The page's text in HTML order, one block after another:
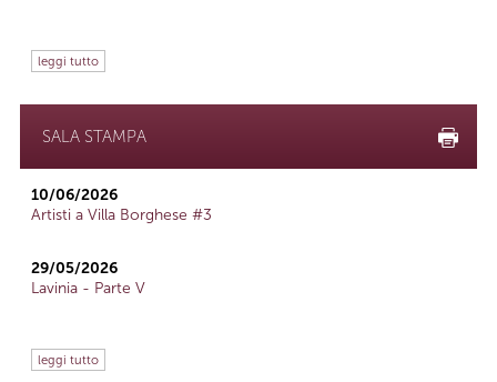
leggi tutto
SALA STAMPA
10/06/2026
Artisti a Villa Borghese #3
29/05/2026
Lavinia - Parte V
leggi tutto